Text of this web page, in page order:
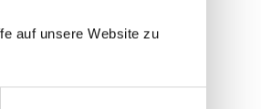
auf unsere Website zu
Kategorien